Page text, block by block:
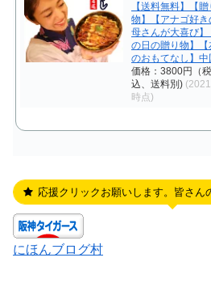
【送料無料】【贈
物】【アナゴ好き
母さんが大喜び】
の日の贈り物】【
のおもてなし】中
価格：3800円（税
込、送料別)
時点)
応援クリックお願いします。皆さん
にほんブログ村